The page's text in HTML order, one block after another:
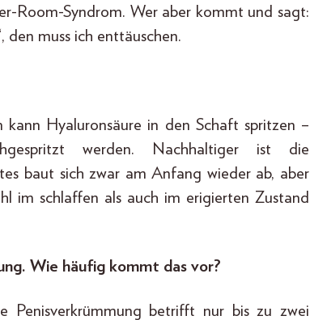
Room-Syndrom. Wer aber kommt und sagt:
muss ich enttäuschen.
Hyaluronsäure in den Schaft spritzen –
werden. Nachhaltiger ist die
baut sich zwar am Anfang wieder ab, aber
im schlaffen als auch im erigierten Zustand
Wie häufig kommt das vor?
Penisverkrümmung betrifft nur bis zu zwei